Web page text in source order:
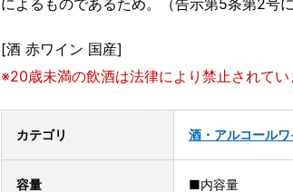
によるものであるため。（告示第5条第2号に
[酒 赤ワイン 国産]
※20歳未満の飲酒は法律により禁止されて
カテゴリ 酒・アルコールワ
容量
■内容量